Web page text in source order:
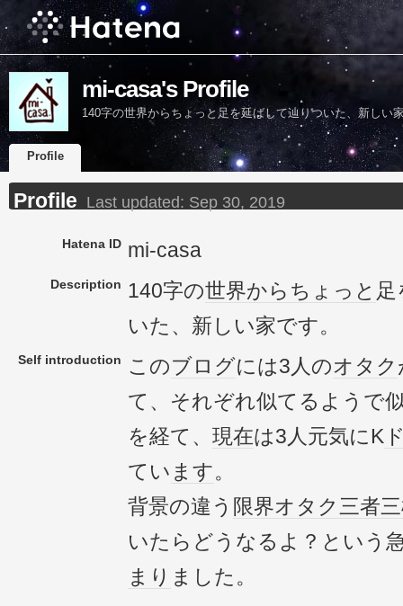
mi-casa's Profile
140字の世界からちょっと足を延ばして辿りついた、新しい
Profile
Profile Last updated: Sep 30, 2019
Hatena ID mi-casa
Description 140字の世界から ちょっと
いた、新しい家です。
Self introduction このブログには3人のオタク
て、それぞれ似てるようで
を経て、 現在は3人元気にK
てい ます。
背景の違う 限界オタク三者
いたらどうなるよ？という
まり ました。